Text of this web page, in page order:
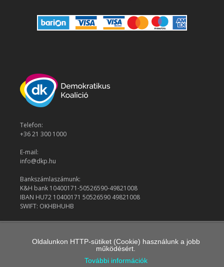
Telefon:
+36 21 300 1000
E-mail:
info@dkp.hu
Bankszámlaszámunk:
K&H bank 10400171-50526590-49821008
IBAN HU72 10400171 50526590 49821008
SWIFT: OKHBHUHB
Oldalunkon HTTP-sütiket (Cookie) használunk a jobb
működésért.
További információk